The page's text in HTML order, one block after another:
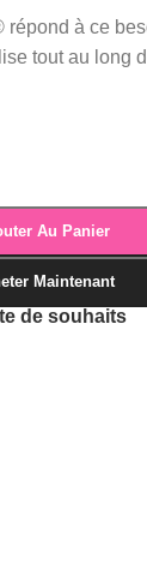
à ce
tout au long
Au Panier
Maintenant
de souhaits